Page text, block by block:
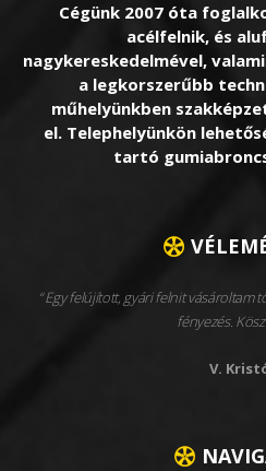
Cégünk 2007 óta
acélfelnik, és
nagykereskedelmével,
a legkorszerűbb
műhelyünkben
el. Telephelyünkön
tartó
Egy felújított, gyári felnit vásároltam
fényezés.
V.